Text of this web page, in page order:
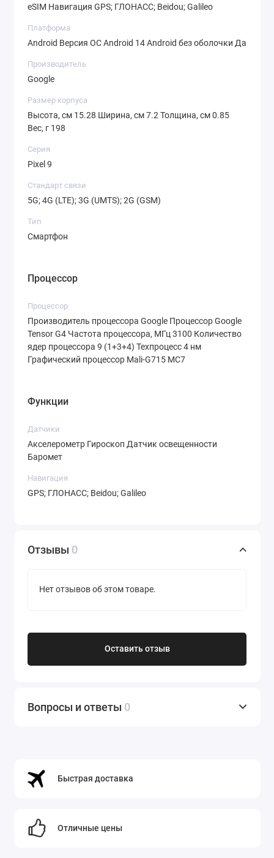
Поддержка Nano-SIM и eSIM
Google Pixel 9 поддерживает одну SIM-
карту формата Nano-SIM, а также eSIM, что
делает его удобным для использования с
двумя номерами.
Основные характеристики Google Pixel 9
12Gb/128Gb
Для тех, кто ценит технические детали, мы
подготовили подробный обзор
характеристик смартфона:
оболочек)
Экран:
1080x2424 пикселей
Оперативная память:
Камера:
50 Мп (основная), фронтальная
камера для селфи и видеозвонков
Аккумулятор: 4700 мАч с поддержкой
белый и серый
Преимущества покупки в интернет-
магазине Trends.by
Интернет-магазин Trends.by предлагает
выгодные условия для покупки смартфона
Мы предлагаем конкурентоспособные цены
Pixel 9.
Все товары в нашем магазине являются
Широкий выбор аксессуаров
В нашем магазине вы также можете
другие аксессуары для вашего смартфона.
eSIM Навигация GPS; ГЛОНАСС; Beidou; Galileo
Платформа
Android Версия ОС Android 14 Android без оболочки Да
Производитель
Google
Размер корпуса
Высота, см 15.28 Ширина, см 7.2 Толщина, см 0.85
Вес, г 198
Серия
Pixel 9
Стандарт связи
5G; 4G (LTE); 3G (UMTS); 2G (GSM)
Тип
Смартфон
Процессор
Процессор
Производитель процессора Google Процессор Google
Tensor G4 Частота процессора, МГц 3100 Количество
ядер процессора 9 (1+3+4) Техпроцесс 4 нм
Графический процессор Mali-G715 MC7
Функции
Датчики
Акселерометр Гироскоп Датчик освещенности
Баромет
Навигация
GPS; ГЛОНАСС; Beidou; Galileo
Отзывы 0
Нет отзывов об этом товаре.
Оставить отзыв
Вопросы и ответы 0
Быстрая доставка
Отличные цены